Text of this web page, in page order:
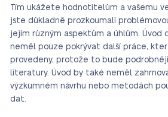
Tím ukážete hodnotitelům a vašemu
jste důkladně prozkoumali
jejím různým aspektům a úhlům. Úvod
neměl pouze pokrývat další práce,
provedeny, protože to bude
literatury. Úvod by také neměl
výzkumném návrhu nebo metodách
dat.